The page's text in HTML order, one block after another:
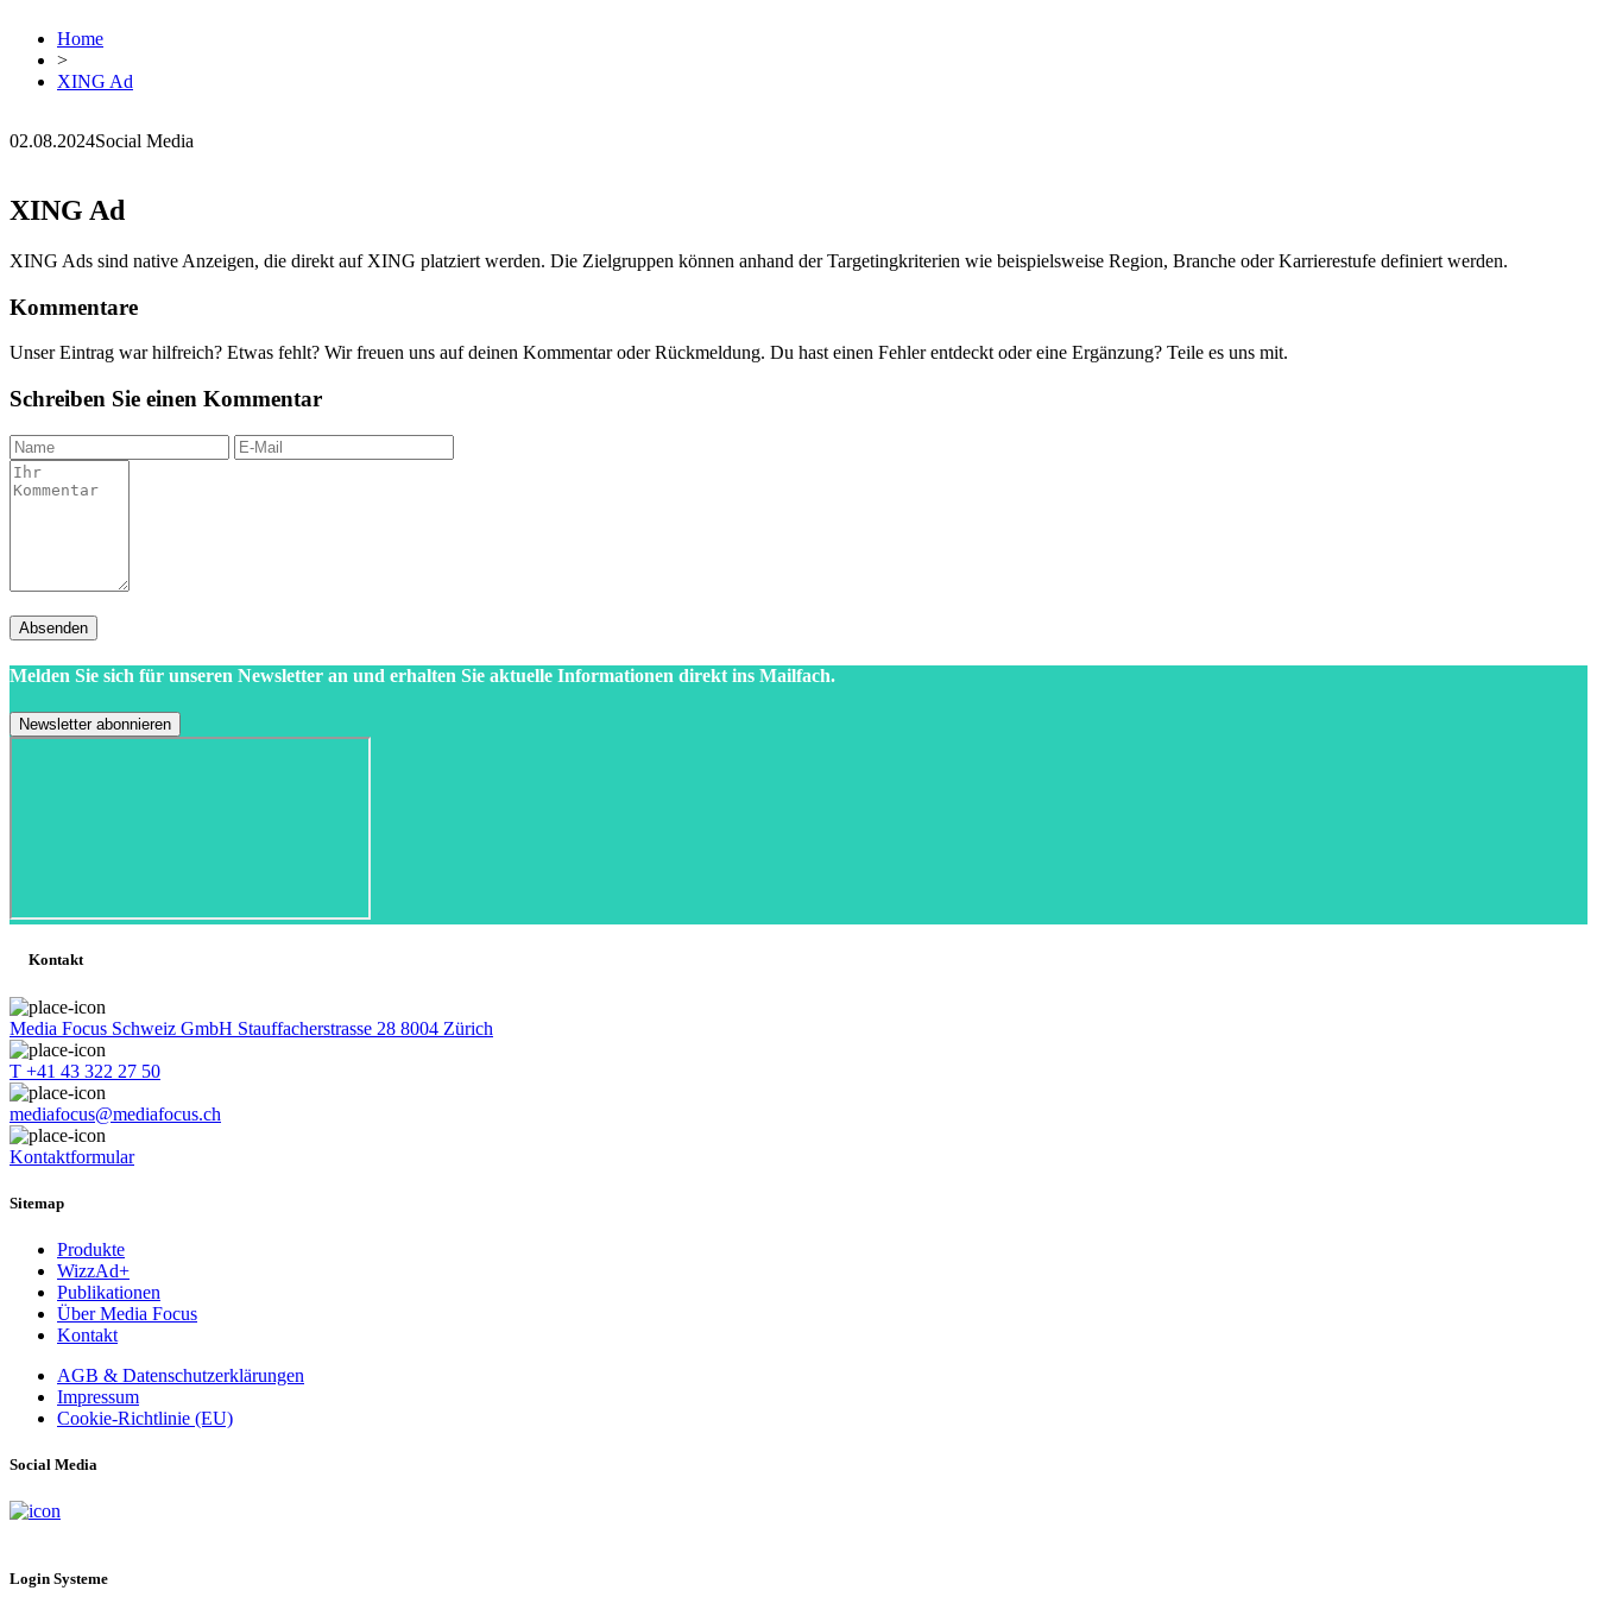
Home
>
XING Ad
02.08.2024Social Media
XING Ad
XING Ads sind native Anzeigen, die direkt auf XING platziert werden. Die Zielgruppen können anhand der Targetingkriterien wie beispielsweise Region, Branche oder Karrierestufe definiert werden.
Kommentare
Unser Eintrag war hilfreich? Etwas fehlt? Wir freuen uns auf deinen Kommentar oder Rückmeldung. Du hast einen Fehler entdeckt oder eine Ergänzung? Teile es uns mit.
Schreiben Sie einen Kommentar
Absenden
Melden Sie sich für unseren Newsletter an und erhalten Sie aktuelle Informationen direkt ins Mailfach.
Kontakt
Media Focus Schweiz GmbH Stauffacherstrasse 28 8004 Zürich
T +41 43 322 27 50
mediafocus@mediafocus.ch
Kontaktformular
Sitemap
Produkte
WizzAd+
Publikationen
Über Media Focus
Kontakt
AGB & Datenschutzerklärungen
Impressum
Cookie-Richtlinie (EU)
Social Media
Login Systeme